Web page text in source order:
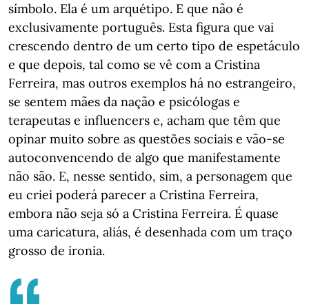
símbolo. Ela é um arquétipo. E que não é
exclusivamente português. Esta figura que vai
crescendo dentro de um certo tipo de espetáculo
e que depois, tal como se vê com a Cristina
Ferreira, mas outros exemplos há no estrangeiro,
se sentem mães da nação e psicólogas e
terapeutas e influencers e, acham que têm que
opinar muito sobre as questões sociais e vão-se
autoconvencendo de algo que manifestamente
não são. E, nesse sentido, sim, a personagem que
eu criei poderá parecer a Cristina Ferreira,
embora não seja só a Cristina Ferreira. É quase
uma caricatura, aliás, é desenhada com um traço
grosso de ironia.